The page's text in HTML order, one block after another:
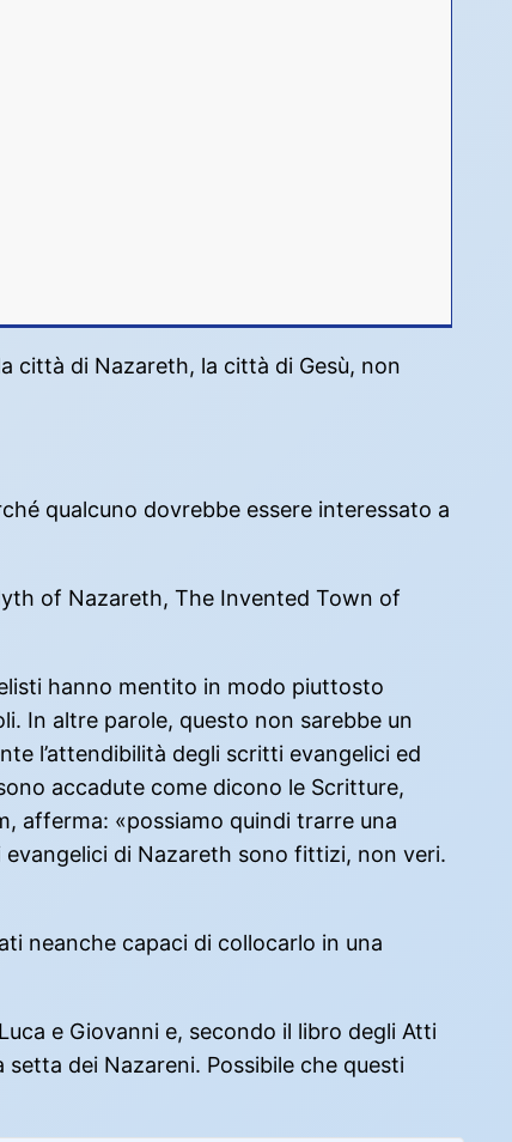
città di Nazareth, la città di Gesù, non
qualcuno dovrebbe essere interessato a
of Nazareth, The Invented Town of
hanno mentito in modo piuttosto
In altre parole, questo non sarebbe un
l’attendibilità degli scritti evangelici ed
accadute come dicono le Scritture,
afferma: «possiamo quindi trarre una
di Nazareth sono fittizi, non veri.
neanche capaci di collocarlo in una
e Giovanni e, secondo il libro degli Atti
dei Nazareni. Possibile che questi